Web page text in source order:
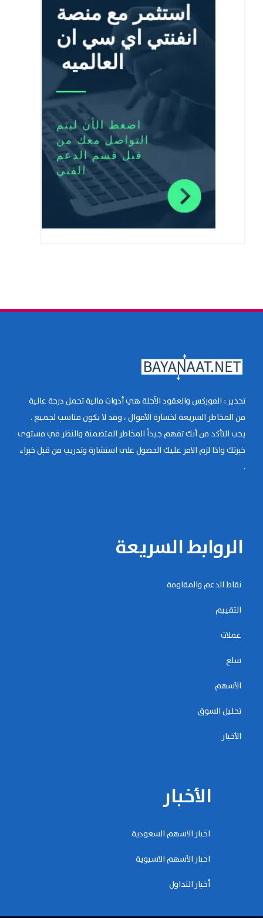
تحذير : الفوركس والعقود الآجلة هي أدوات مالية تحمل درجة عالية
من المخاطر السريعة لخسارة الأموال ، وقد لا يكون مناسب لجميع .
يجب التأكد من أنك تفهم جيداً المخاطر المتضمنة والنظر في مستوى
خبرتك واذا لزم الامر عليك الحصول على استشارة وتدريب من قبل خبراء
.
الروابط السريعة
نقاط الدعم والمقاومة
التقييم
عملات
سلع
الأسهم
تحليل السوق
الأخبار
الأخبار
اخبار الاسهم السعودية
اخبار الأسهم الاسيوية
أخبار التداول